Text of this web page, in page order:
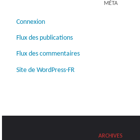
MÉTA
Connexion
Flux des publications
Flux des commentaires
Site de WordPress-FR
ARCHIVES